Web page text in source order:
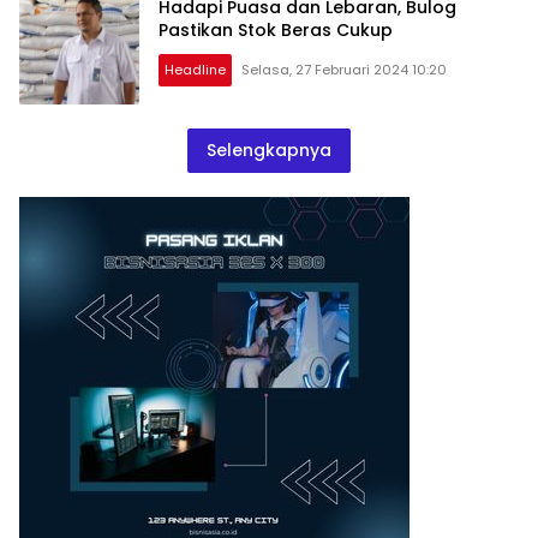
Hadapi Puasa dan Lebaran, Bulog
Pastikan Stok Beras Cukup
Headline Selasa, 27 Februari 2024 10:20
Selengkapnya